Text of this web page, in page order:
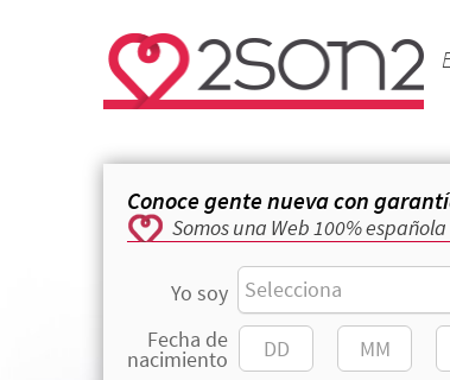
Conoce gente nueva con
Somos una Web 100% española
Yo soy
Selecciona
Fecha de
nacimiento